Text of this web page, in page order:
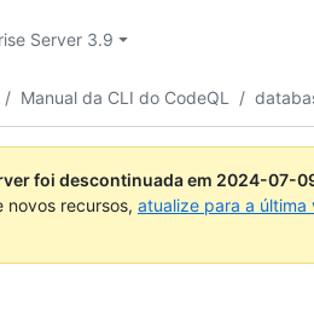
Server 3.9
/ Manual da CLI do CodeQL /
foi descontinuada em 2024-07-
novos recursos, atualize para a última